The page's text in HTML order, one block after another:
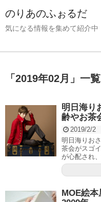
のりあのふぉるだ
気になる情報を集めて紹介中
「 2019年02月 」 一覧
明日海り
齢やお茶
2019/2/2
明日海りお
茶会がスゴ
が心配され
MOE絵本